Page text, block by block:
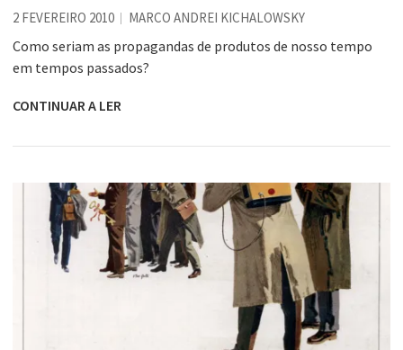
2 FEVEREIRO 2010 MARCO ANDREI KICHALOWSKY
Como seriam as propagandas de produtos de nosso tempo
em tempos passados?
CONTINUAR A LER